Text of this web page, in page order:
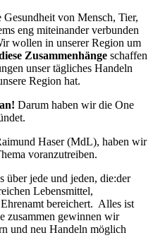
von Mensch, Tier,
eng miteinander verbunden
wollen in unserer Region um
Zusammenhänge schaffen
unser tägliches Handeln
Region hat.
Darum haben wir die One
Haser (MdL), haben wir
voranzutreiben.
über jede und jeden, die:der
Lebensmittel,
bereichert. Alles ist
zusammen gewinnen wir
und neu Handeln möglich